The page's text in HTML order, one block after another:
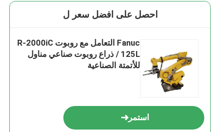
احصل على افضل سعر ل
Fanuc التعامل مع روبوت R-2000iC
/ 125L ذراع روبوت صناعي مناول
للأتمتة الصناعية
استمر